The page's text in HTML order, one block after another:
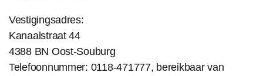
Vestigingsadres:
Kanaalstraat 44
4388 BN Oost-Souburg
Telefoonnummer: 0118-471777, bereikbaar van